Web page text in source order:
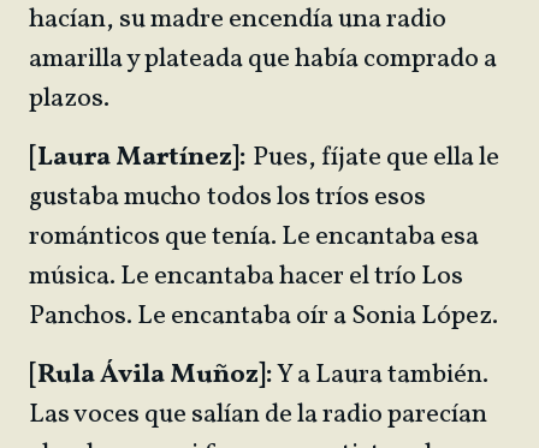
hacían, su madre encendía una radio
amarilla y plateada que había comprado a
plazos.
[Laura Martínez]: Pues, fíjate que ella le
gustaba mucho todos los tríos esos
románticos que tenía. Le encantaba esa
música. Le encantaba hacer el trío Los
Panchos. Le encantaba oír a Sonia López.
[Rula Ávila Muñoz]:Y a Laura también.
Las voces que salían de la radio parecían